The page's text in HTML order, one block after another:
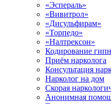
«Эспераль»
«Вивитрол»
«Дисульфирам»
«Торпедо»
«Налтрексон»
Кодирование
Приём нарколога
Консультация
Нарколог на дом
Скорая
Анонимная